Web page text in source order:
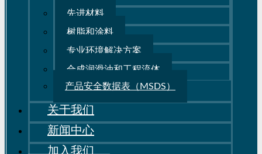
先进材料
树脂和涂料
专业环境解决方案
合成润滑油和工程流体
产品安全数据表（MSDS）
关于我们
新闻中心
加入我们